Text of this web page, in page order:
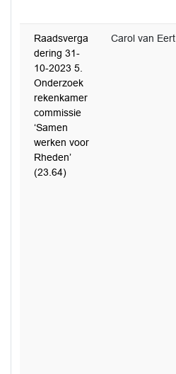
Raadsverga
dering 31-
10-2023 5.
Onderzoek
rekenkamer
commissie
‘Samen
werken voor
Rheden’
(23.64)
Carol van Eert